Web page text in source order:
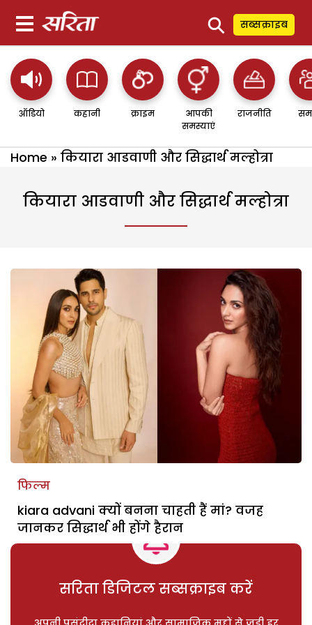
⚲ सब्सक्राइब
ऑडियो कहानी क्राइम
आपकी
समस्याएं
राजनीति
Home » कियारा आडवाणी और सिद्धार्थ मल्होत्रा
कियारा आडवाणी और सिद्धार्थ मल्होत्रा
फिल्म
kiara advani क्यों बनना चाहती हैं मां? वजह
जानकर सिद्धार्थ भी होंगे हैरान
सरिता डिजिटल सब्सक्राइब करें